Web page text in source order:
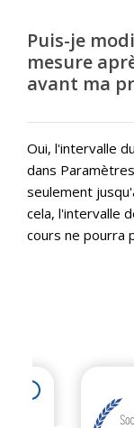
Puis-je
mesure
avant ma
Oui, l'intervalle
dans
seulement
cela, l'intervalle
cours ne pourra